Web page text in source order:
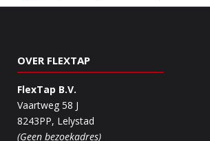
OVER FLEXTAP
FlexTap B.V.
Vaartweg 58 J
8243PP, Lelystad
(Geen bezoekadres)